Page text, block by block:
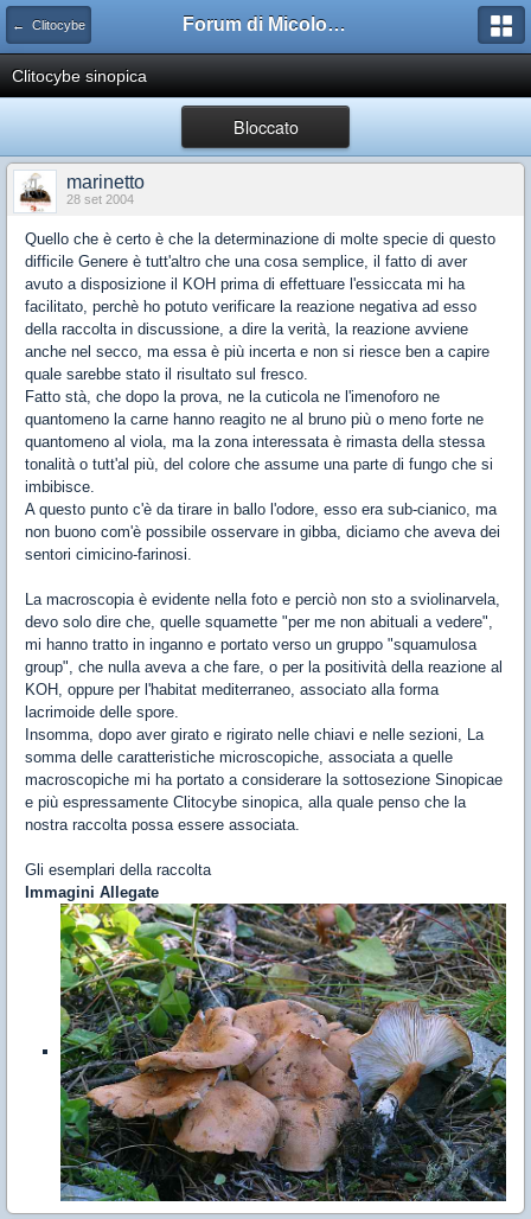
← Clitocybe Forum di Micologia AMB Gruppo di Muggia e del Carso
Clitocybe sinopica
Bloccato
marinetto
28 set 2004
Quello che è certo è che la determinazione di molte specie di questo
difficile Genere è tutt'altro che una cosa semplice, il fatto di aver
avuto a disposizione il KOH prima di effettuare l'essiccata mi ha
facilitato, perchè ho potuto verificare la reazione negativa ad esso
della raccolta in discussione, a dire la verità, la reazione avviene
anche nel secco, ma essa è più incerta e non si riesce ben a capire
quale sarebbe stato il risultato sul fresco.
Fatto stà, che dopo la prova, ne la cuticola ne l'imenoforo ne
quantomeno la carne hanno reagito ne al bruno più o meno forte ne
quantomeno al viola, ma la zona interessata è rimasta della stessa
tonalità o tutt'al più, del colore che assume una parte di fungo che si
imbibisce.
A questo punto c'è da tirare in ballo l'odore, esso era sub-cianico, ma
non buono com'è possibile osservare in gibba, diciamo che aveva dei
sentori cimicino-farinosi.
La macroscopia è evidente nella foto e perciò non sto a sviolinarvela,
devo solo dire che, quelle squamette "per me non abituali a vedere",
mi hanno tratto in inganno e portato verso un gruppo "squamulosa
group", che nulla aveva a che fare, o per la positività della reazione al
KOH, oppure per l'habitat mediterraneo, associato alla forma
lacrimoide delle spore.
Insomma, dopo aver girato e rigirato nelle chiavi e nelle sezioni, La
somma delle caratteristiche microscopiche, associata a quelle
macroscopiche mi ha portato a considerare la sottosezione Sinopicae
e più espressamente Clitocybe sinopica, alla quale penso che la
nostra raccolta possa essere associata.
Gli esemplari della raccolta
Immagini Allegate